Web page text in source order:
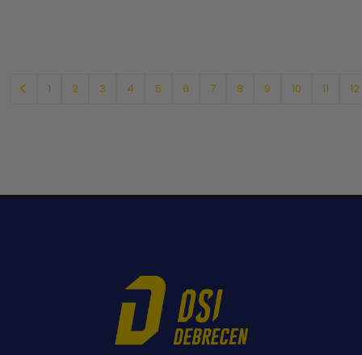
1 2 3 4 5 6 7 8 9 10 11 12